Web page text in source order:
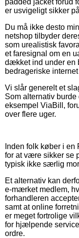
er usvigeligt sikker
Du må ikke desto
netshop tilbyder
som urealistisk
et faresignal om en
dækket ind under en
bedrageriske internet
Vi slår generelt et
Som alternativ
eksempel ViaBill,
over flere uger.
Inden folk køber i
for at være sikker se
typisk ikke særlig
Et alternativ kan
e-mærket medlem,
forhandleren
samt at online
er meget fortrolige
for hjælpende
ordre.